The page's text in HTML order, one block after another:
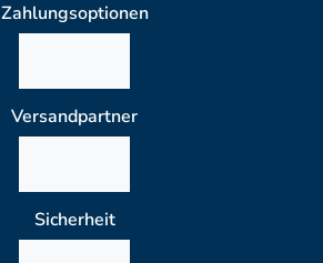
Zahlungsoptionen
Versandpartner
Sicherheit